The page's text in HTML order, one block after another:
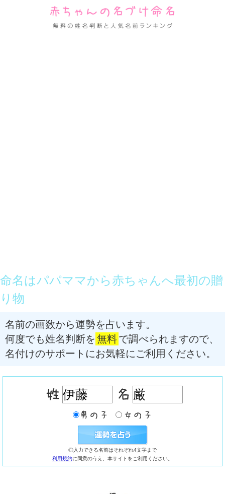
命名はパパママから赤ちゃんへ最初の贈
り物
名前の画数から運勢を占います。
何度でも姓名判断を 無料で調べられますので、
名付けのサポートにお気軽にご利用ください。
◎入力できる名前はそれぞれ4文字まで
利用規約に同意のうえ、本サイトをご利用ください。